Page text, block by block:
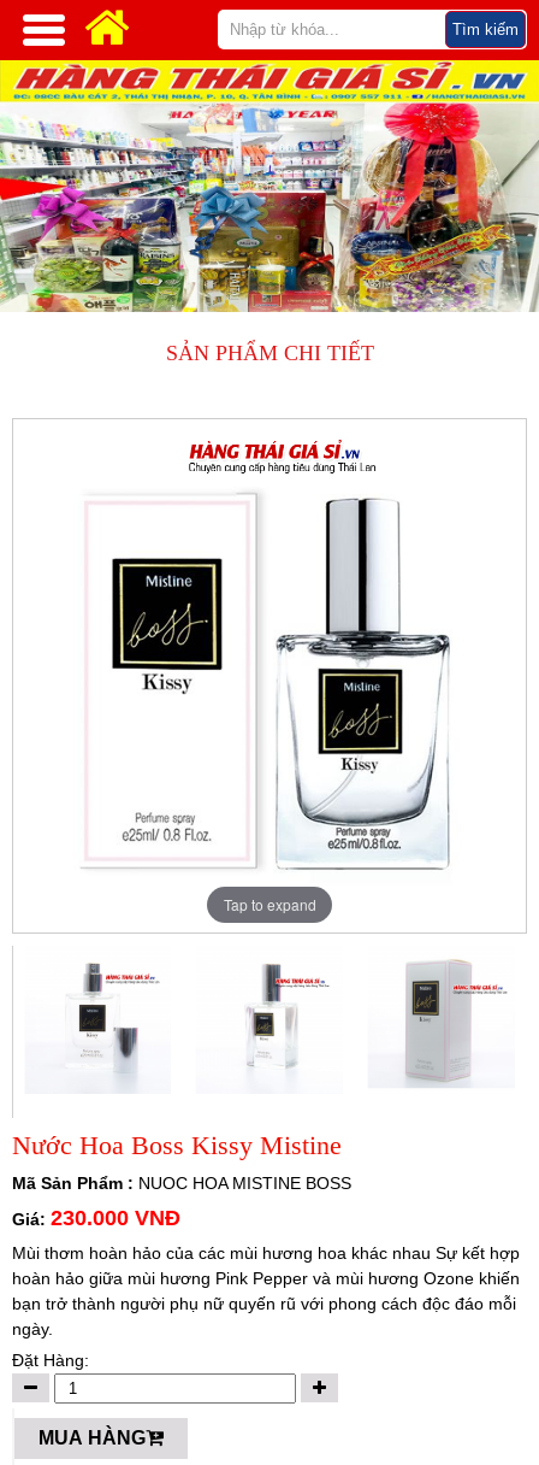
SẢN PHẨM CHI TIẾT
Tap to expand
Nước Hoa Boss Kissy Mistine
Mã Sản Phẩm : NUOC HOA MISTINE BOSS
Giá: 230.000 VNĐ
Mùi thơm hoàn hảo của các mùi hương hoa khác nhau Sự kết hợp
hoàn hảo giữa mùi hương Pink Pepper và mùi hương Ozone khiến
bạn trở thành người phụ nữ quyến rũ với phong cách độc đáo mỗi
ngày.
Đặt Hàng:
MUA HÀNG